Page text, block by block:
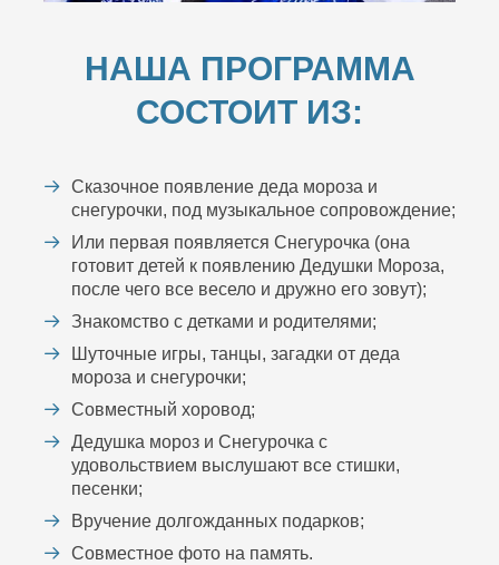
НАША ПРОГРАММА
СОСТОИТ ИЗ:
Сказочное появление деда мороза и
снегурочки, под музыкальное сопровождение;
Или первая появляется Снегурочка (она
готовит детей к появлению Дедушки Мороза,
после чего все весело и дружно его зовут);
Знакомство с детками и родителями;
Шуточные игры, танцы, загадки от деда
мороза и снегурочки;
Совместный хоровод;
Дедушка мороз и Снегурочка с
удовольствием выслушают все стишки,
песенки;
Вручение долгожданных подарков;
Совместное фото на память.